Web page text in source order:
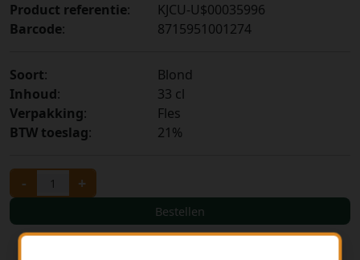
Product referentie:
KJCU-U$00035996
Barcode: 8715951001274
Soort:
Blond
Inhoud:
33 cl
Verpakking:
Fles
BTW toeslag: 21%
- +
Bestellen